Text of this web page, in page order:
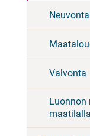
Valvonta
Luonnon
maatilalla